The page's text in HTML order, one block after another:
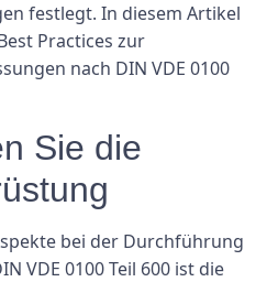
festlegt. In diesem Artikel
Practices zur
nach DIN VDE 0100
Sie die
bei der Durchführung
VDE 0100 Teil 600 ist die